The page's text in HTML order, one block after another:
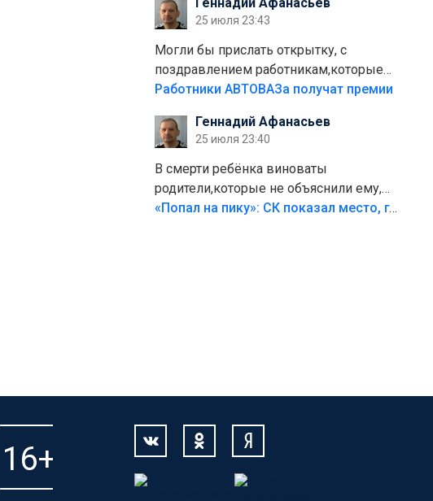
полно стоит,почему водители всё
равно едут в лес? Штрафы мизерные.
25 июля 23:43
Могли бы прислать открытку, с
поздравлением работникам,которые
больше сорока лет отработали на
Работники АВТОВАЗа получат премии
Геннадий Афанасьев
25 июля 23:40
В смерти ребёнка виноваты
родители,которые не объяснили ему,
что такое хорошо и что такое плохо!
«Попал на пику»: СК показал место, где был смертельно травмирован ребенок в Тольятти